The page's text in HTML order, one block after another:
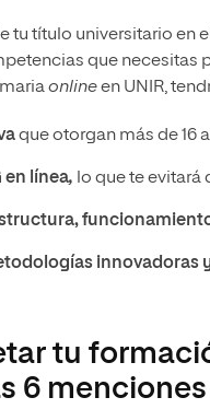
tu título universitario en
que necesitas
onlineen UNIR,
que otorgan más de 16
en línea, lo que te
innovadoras
tu
6 menciones